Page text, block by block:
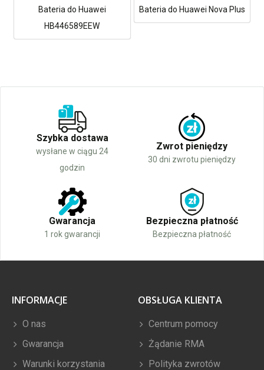
Bateria do Huawei
HB446589EEW
Bateria do Huawei Nova Plus
Szybka dostawa
wysłane w ciągu 24
godzin
Zwrot pieniędzy
30 dni zwrotu pieniędzy
Gwarancja
1 rok gwarancji
Bezpieczna płatność
Bezpieczna płatność
INFORMACJE
O nas
Gwarancja
Warunki korzystania
OBSŁUGA KLIENTA
Centrum pomocy
Żądanie RMA
Polityka zwrotów